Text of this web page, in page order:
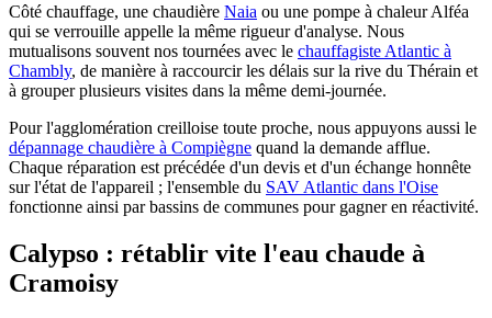
Côté chauffage, une chaudière Naia ou une pompe à chaleur Alféa
qui se verrouille appelle la même rigueur d'analyse. Nous
mutualisons souvent nos tournées avec le chauffagiste Atlantic à
Chambly, de manière à raccourcir les délais sur la rive du Thérain et
à grouper plusieurs visites dans la même demi-journée.
Pour l'agglomération creilloise toute proche, nous appuyons aussi le
dépannage chaudière à Compiègne quand la demande afflue.
Chaque réparation est précédée d'un devis et d'un échange honnête
sur l'état de l'appareil ; l'ensemble du SAV Atlantic dans l'Oise
fonctionne ainsi par bassins de communes pour gagner en réactivité.
Calypso : rétablir vite l'eau chaude à
Cramoisy